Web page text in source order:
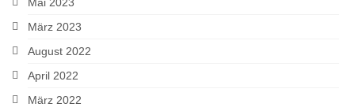
März 2023
August 2022
April 2022
März 2022